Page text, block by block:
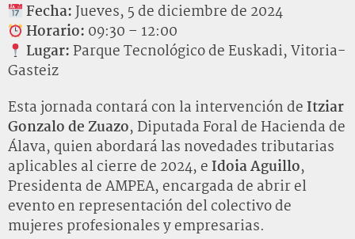
Fecha:Jueves, 5 de diciembre de 2024
Horario: 09:30 – 12:00
Lugar:Parque Tecnológico de Euskadi, Vitoria-
Gasteiz
Esta jornada contará con la intervención deItziar
Gonzalo de Zuazo, Diputada Foral de Hacienda de
Álava, quien abordará las novedades tributarias
aplicables al cierre de 2024, eIdoia Aguillo,
Presidenta de AMPEA, encargada de abrir el
evento en representación del colectivo de
mujeres profesionales y empresarias.